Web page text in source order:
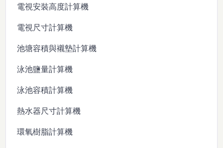
電視安裝高度計算機
電視尺寸計算機
池塘容積與襯墊計算機
泳池鹽量計算機
泳池容積計算機
熱水器尺寸計算機
環氧樹脂計算機